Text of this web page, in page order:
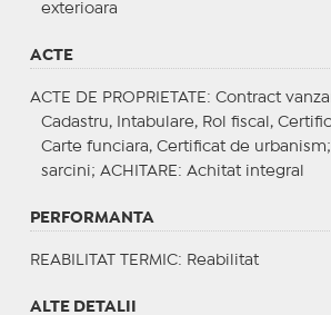
exterioara
ACTE
ACTE DE PROPRIETATE : Contract
Cadastru, Intabulare, Rol fiscal,
Carte funciara, Certificat de urbanism;
sarcini; ACHITARE : Achitat integral
PERFORMANTA
REABILITAT TERMIC: Reabilitat
ALTE DETALII